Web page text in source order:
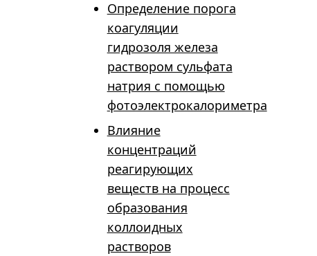
Определение порога
коагуляции
гидрозоля железа
раствором сульфата
натрия с помощью
фотоэлектрокалориметра
Влияние
концентраций
реагирующих
веществ на процесс
образования
коллоидных
растворов